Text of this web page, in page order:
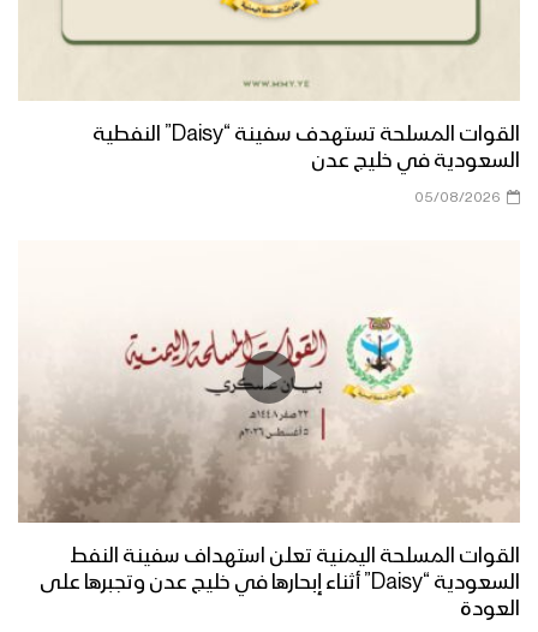
القوات المسلحة تستهدف سفينة “Daisy” النفطية
السعودية في خليج عدن
05/08/2026
القوات المسلحة اليمنية تعلن استهداف سفينة النفط
السعودية “Daisy” أثناء إبحارها في خليج عدن وتجبرها على
العودة